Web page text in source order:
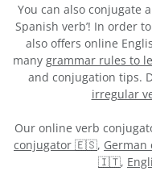
You can also conjugate
Spanish verb’! In order
also offers online
many grammar rules to
and conjugation tips.
irregular
Our online verb
conjugator 🇪🇸,
🇮🇹,